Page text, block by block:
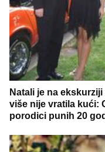
Natali je na
više nije vratila kući:
porodici punih 20